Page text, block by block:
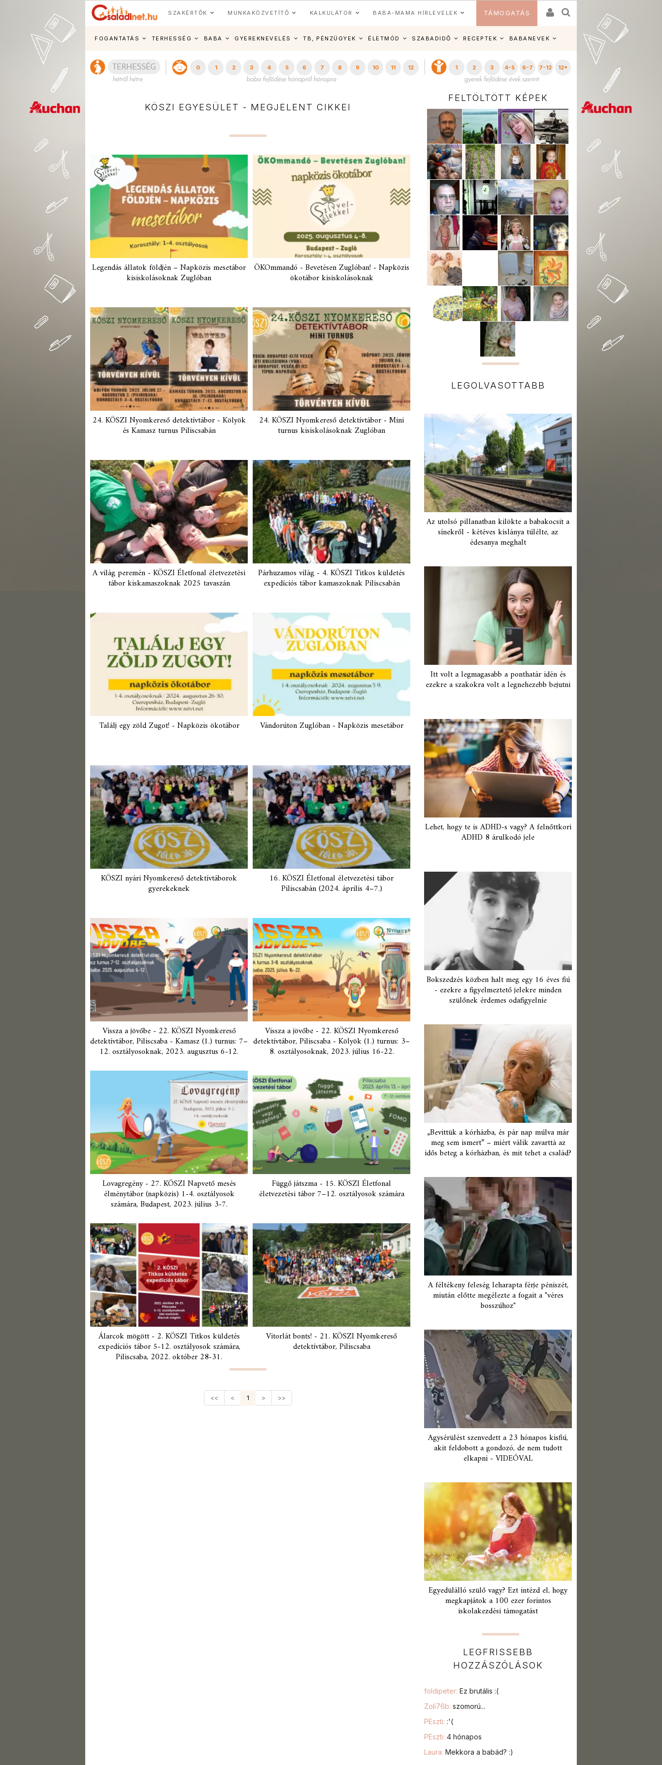
SZAKÉRTŐK MUNKAKÖZVETÍTŐ KALKULÁTOR BABA-MAMA HÍRLEVELEK TÁMOGATÁS
FOGANTATÁS TERHESSÉG BABA GYEREKNEVELÉS TB, PÉNZÜGYEK ÉLETMÓD SZABADIDŐ RECEPTEK BABANEVEK
0 1 2 3 4 5 6 7 8 9 10 11 12 1 2 3 4-5 6-7 7-12 12+
KÖSZI EGYESÜLET - MEGJELENT CIKKEI
Legendás állatok földjén – Napközis mesetábor
kisiskolásoknak Zuglóban
ÖKOmmandó - Bevetésen Zuglóban! - Napközis
ökotábor kisiskolásoknak
24. KÖSZI Nyomkereső detektívtábor - Kölyök
és Kamasz turnus Piliscsabán
24. KÖSZI Nyomkereső detektívtábor - Mini
turnus kisiskolásoknak Zuglóban
A világ peremén - KÖSZI Életfonal életvezetési
tábor kiskamaszoknak 2025 tavaszán
Párhuzamos világ - 4. KÖSZI Titkos küldetés
expedíciós tábor kamaszoknak Piliscsabán
Találj egy zöld Zugot! - Napközis ökotábor Vándorúton Zuglóban - Napközis mesetábor
KÖSZI nyári Nyomkereső detektívtáborok
gyerekeknek
16. KÖSZI Életfonal életvezetési tábor
Piliscsabán (2024. április 4–7.)
Vissza a jövőbe - 22. KÖSZI Nyomkereső
detektívtábor, Piliscsaba - Kamasz (1.) turnus: 7–
12. osztályosoknak, 2023. augusztus 6-12.
Vissza a jövőbe - 22. KÖSZI Nyomkereső
detektívtábor, Piliscsaba - Kölyök (1.) turnus: 3–
8. osztályosoknak, 2023. július 16-22.
Lovagregény - 27. KÖSZI Napvető mesés
élménytábor (napközis) 1-4. osztályosok
számára, Budapest, 2023. július 3-7.
Függő játszma - 15. KÖSZI Életfonal
életvezetési tábor 7–12. osztályosok számára
Álarcok mögött - 2. KÖSZI Titkos küldetés
expedíciós tábor 5-12. osztályosok számára,
Piliscsaba, 2022. október 28-31.
Vitorlát bonts! - 21. KÖSZI Nyomkereső
detektívtábor, Piliscsaba
<< < 1 > >>
FELTÖLTÖTT KÉPEK
LEGOLVASOTTABB
Az utolsó pillanatban kilökte a babakocsit a
sínekről - kétéves kislánya túlélte, az
édesanya meghalt
Itt volt a legmagasabb a ponthatár idén és
ezekre a szakokra volt a legnehezebb bejutni
Lehet, hogy te is ADHD-s vagy? A felnőttkori
ADHD 8 árulkodó jele
Bokszedzés közben halt meg egy 16 éves fiú
- ezekre a figyelmeztető jelekre minden
szülőnek érdemes odafigyelnie
„Bevittük a kórházba, és pár nap múlva már
meg sem ismert” – miért válik zavarttá az
idős beteg a kórházban, és mit tehet a család?
A féltékeny feleség leharapta férje péniszét,
miután előtte megélezte a fogait a "véres
bosszúhoz"
Agysérülést szenvedett a 23 hónapos kisfiú,
akit feldobott a gondozó, de nem tudott
elkapni - VIDEÓVAL
Egyedülálló szülő vagy? Ezt intézd el, hogy
megkapjátok a 100 ezer forintos
iskolakezdési támogatást
LEGFRISSEBB
HOZZÁSZÓLÁSOK
foldipeter: Ez brutális :(
Zoli76b: szomorú...
PEszti: :'(
PEszti: 4 hónapos
Laura: Mekkora a babád? :)